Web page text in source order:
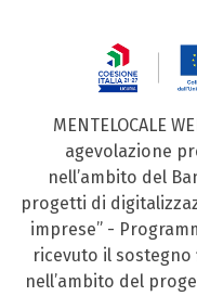
MENTELOCALE
agevolazione
nell’ambito del
progetti di
imprese” -
ricevuto il sostegno
nell’ambito del